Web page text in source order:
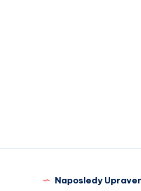
Naposledy